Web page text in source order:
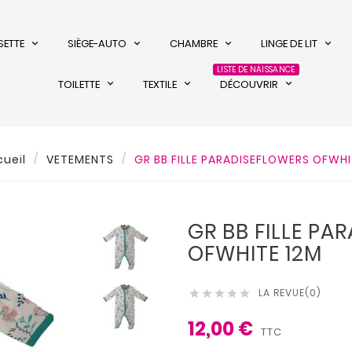
SIÈGE-AUTO CHAMBRE LINGE DE LIT
TOILETTE TEXTILE DÉCOUVRIR
LISTE DE NAISSANCE
VETEMENTS GR BB FILLE PARADISEFLOWERS
GR BB FILLE
OFWHITE 12M
     LA REVUE(0)
12,00 € TTC